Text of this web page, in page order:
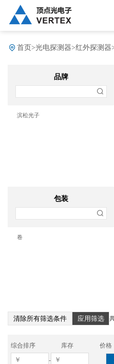
首页 >光电探测器>红外探测器
品牌
滨松光子
包装
卷
清除所有筛选条件 应用筛选
综合排序 库存 价格
-